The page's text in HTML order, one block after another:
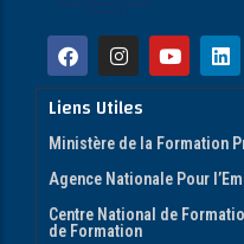
Liens Utiles
Ministère de la Formation
Agence Nationale Pour
Centre National de
de Formation